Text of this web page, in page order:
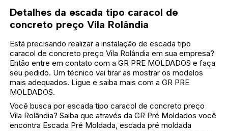
Detalhes da escada tipo caracol de
concreto preço Vila Rolândia
Está precisando realizar a instalação de escada tipo
caracol de concreto preço Vila Rolândia em sua empresa?
Então entre em contato com a GR PRE MOLDADOS e faça
seu pedido. Um técnico vai tirar as mostrar os modelos
mais adequados. Ligue e saiba mais com a GR PRE
MOLDADOS.
Você busca por escada tipo caracol de concreto preço
Vila Rolândia? Saiba que através da GR Pré Moldados você
encontra Escada Pré Moldada, escada pré moldada